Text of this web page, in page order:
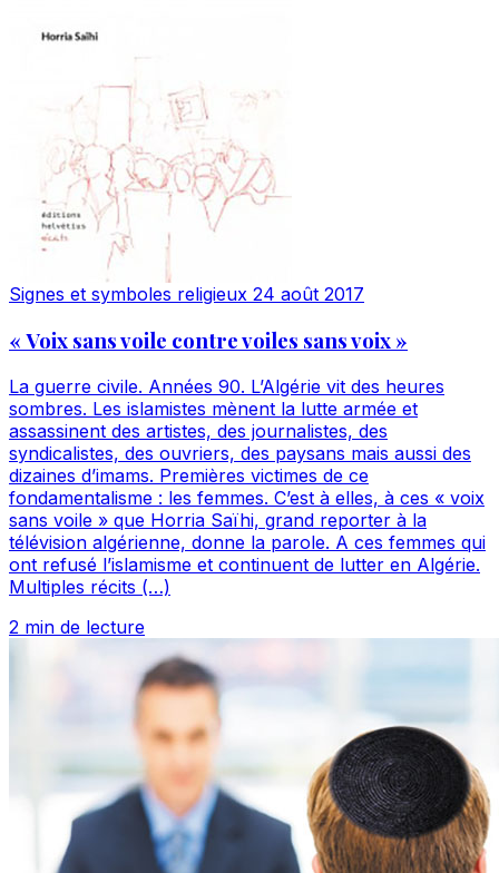
Signes et symboles religieux 24 août 2017
« Voix sans voile contre voiles sans voix »
La guerre civile. Années 90. L’Algérie vit des heures
sombres. Les islamistes mènent la lutte armée et
assassinent des artistes, des journalistes, des
syndicalistes, des ouvriers, des paysans mais aussi des
dizaines d’imams. Premières victimes de ce
fondamentalisme : les femmes. C’est à elles, à ces « voix
sans voile » que Horria Saïhi, grand reporter à la
télévision algérienne, donne la parole. A ces femmes qui
ont refusé l’islamisme et continuent de lutter en Algérie.
Multiples récits (…)
2 min de lecture